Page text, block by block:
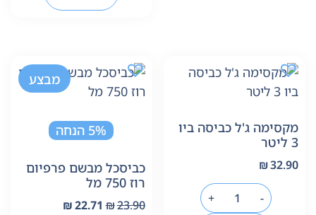
מקסימה ג'ל כביסה ביו
3 ליטר
₪32.90
-
+
מבצע
5% הנחה
כביסכל מבשם פרפיום
רוז 750 מל
₪23.90
₪22.71